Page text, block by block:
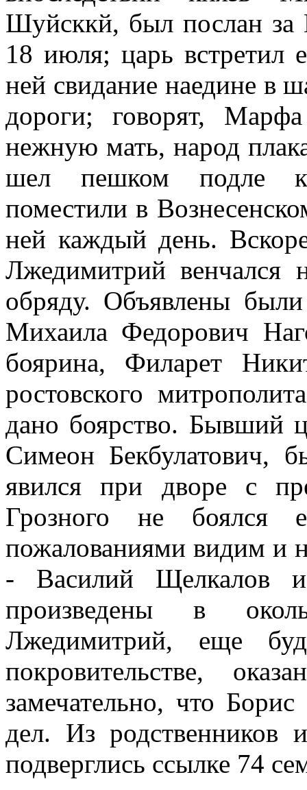
Шуйсккй, был послан
18 июля; царь встретил
ней свидание наедине в
дороги; говорят,
нежную мать, народ
шел пешком подле
поместили в
ней каждый день.
Лжедимитрий венчался
обряду. Объявлены
Михаила Федорович
боярина, Филарет
ростовского
дано боярство. Бывший
Симеон Бекбулатович,
явился при дворе с
Грозного не боялся
пожалованиями видим и
- Василий Щелкалов
произведены в
Лжедимитрий, еще
покровительстве,
замечательно, что
дел. Из родственников
подверглись ссылке 74